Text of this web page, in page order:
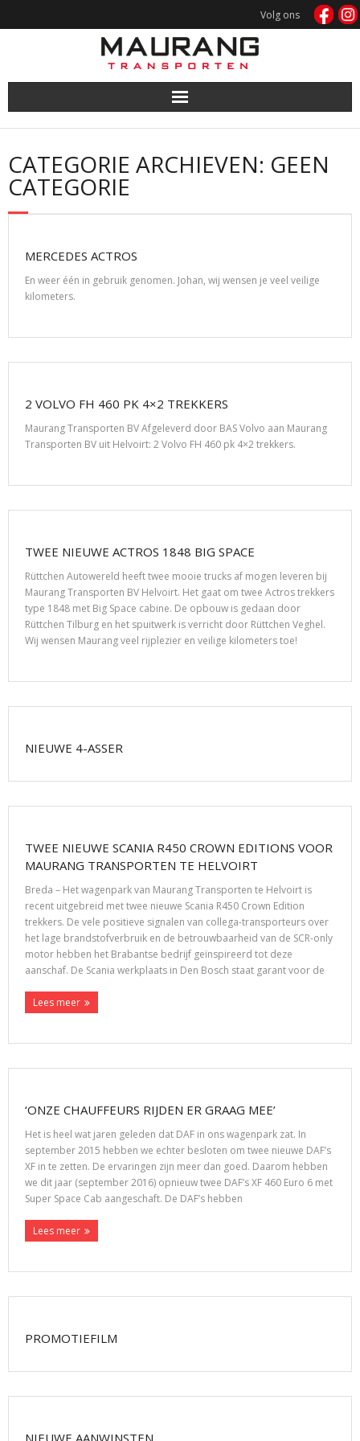
Volg ons
CATEGORIE ARCHIEVEN: GEEN
CATEGORIE
MERCEDES ACTROS
En weer één in gebruik genomen. Johan, wij wensen je veel veilige
kilometers.
2 VOLVO FH 460 PK 4×2 TREKKERS
Maurang Transporten BV Afgeleverd door BAS Volvo aan Maurang
Transporten BV uit Helvoirt: 2 Volvo FH 460 pk 4×2 trekkers.
TWEE NIEUWE ACTROS 1848 BIG SPACE
Rüttchen Autowereld heeft twee mooie trucks af mogen leveren bij
Maurang Transporten BV Helvoirt. Het gaat om twee Actros trekkers
type 1848 met Big Space cabine. De opbouw is gedaan door
Rüttchen Tilburg en het spuitwerk is verricht door Rüttchen Veghel.
Wij wensen Maurang veel rijplezier en veilige kilometers toe!
NIEUWE 4-ASSER
TWEE NIEUWE SCANIA R450 CROWN EDITIONS VOOR
MAURANG TRANSPORTEN TE HELVOIRT
Breda – Het wagenpark van Maurang Transporten te Helvoirt is
recent uitgebreid met twee nieuwe Scania R450 Crown Edition
trekkers. De vele positieve signalen van collega-transporteurs over
het lage brandstofverbruik en de betrouwbaarheid van de SCR-only
motor hebben het Brabantse bedrijf geïnspireerd tot deze
aanschaf. De Scania werkplaats in Den Bosch staat garant voor de
Lees meer
‘ONZE CHAUFFEURS RIJDEN ER GRAAG MEE’
Het is heel wat jaren geleden dat DAF in ons wagenpark zat. In
september 2015 hebben we echter besloten om twee nieuwe DAF’s
XF in te zetten. De ervaringen zijn meer dan goed. Daarom hebben
we dit jaar (september 2016) opnieuw twee DAF’s XF 460 Euro 6 met
Super Space Cab aangeschaft. De DAF’s hebben
Lees meer
PROMOTIEFILM
NIEUWE AANWINSTEN